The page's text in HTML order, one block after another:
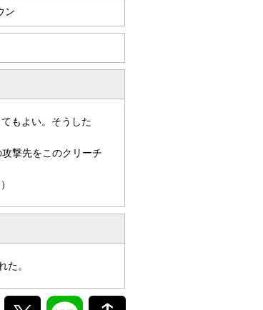
ン
もよい。そうした
撃先をこのクリーチ
た。